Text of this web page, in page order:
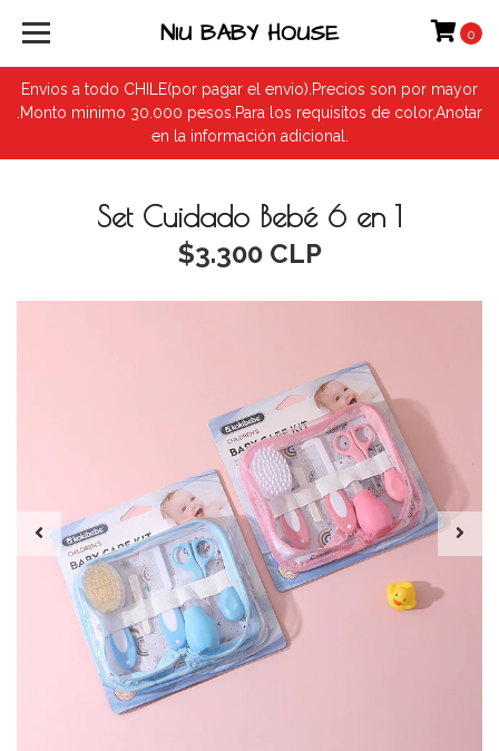
Envios a todo CHILE(por pagar el envio).Precios son por mayor
.Monto minimo 30.000 pesos.Para los requisitos de color,Anotar
en la información adicional.
NIU BABY HOUSE 0
Set Cuidado Bebé 6 en 1
$3.300 CLP